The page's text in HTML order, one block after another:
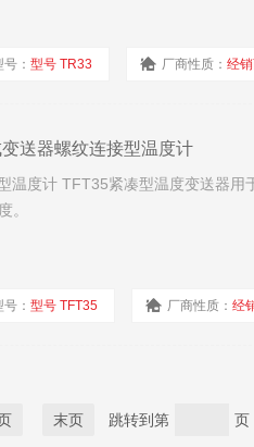
号：型号 TR33 厂商性质：经
送器螺纹连接型温度计
温度计 TFT35紧凑型温度变送器用
。
号：型号 TFT35 厂商性质：经
末页 跳转到第 页